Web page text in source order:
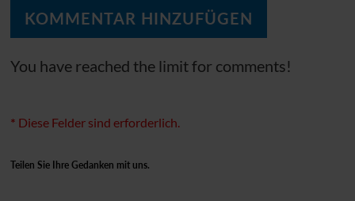
You have reached the limit for comments!
* Diese Felder sind erforderlich.
Teilen Sie Ihre Gedanken mit uns.